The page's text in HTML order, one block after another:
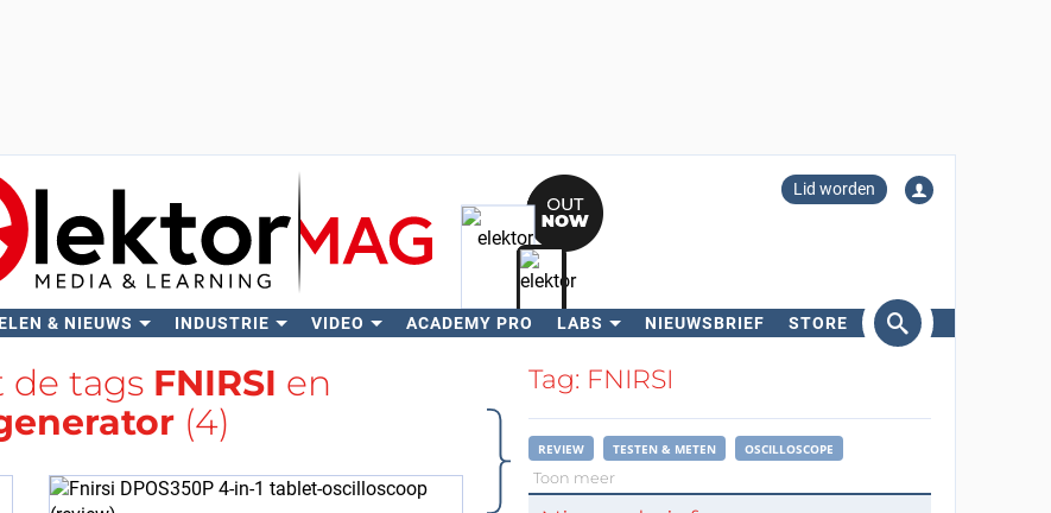
Lid worden
& NIEUWS INDUSTRIE VIDEO ACADEMY PRO LABS NIEUWSBRIEF STORE
Zoeken
de tags FNIRSI en
(4)
Tag: FNIRSI
REVIEW TESTEN & METEN OSCILLOSCOPE
Toon meer